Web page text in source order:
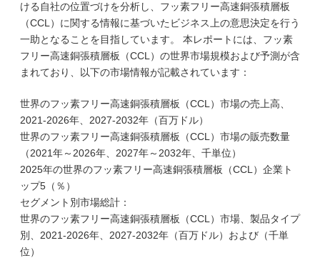
ける自社の位置づけを分析し、フッ素フリー高速銅張積層板
（CCL）に関する情報に基づいたビジネス上の意思決定を行う
一助となることを目指しています。 本レポートには、フッ素
フリー高速銅張積層板（CCL）の世界市場規模および予測が含
まれており、以下の市場情報が記載されています：
世界のフッ素フリー高速銅張積層板（CCL）市場の売上高、
2021-2026年、2027-2032年（百万ドル）
世界のフッ素フリー高速銅張積層板（CCL）市場の販売数量
（2021年～2026年、2027年～2032年、千単位）
2025年の世界のフッ素フリー高速銅張積層板（CCL）企業ト
ップ5（％）
セグメント別市場総計：
世界のフッ素フリー高速銅張積層板（CCL）市場、製品タイプ
別、2021-2026年、2027-2032年（百万ドル）および（千単
位）